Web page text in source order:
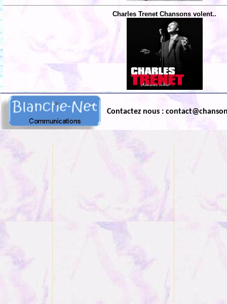
Charles Trenet Chansons volent..
Contactez nous :